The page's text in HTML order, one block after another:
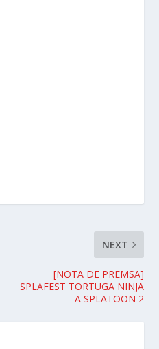
NEXT
[NOTA DE PREMSA]
SPLAFEST TORTUGA NINJA
A SPLATOON 2